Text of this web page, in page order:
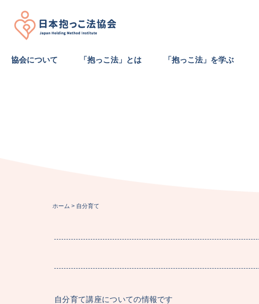
content
協会について 「抱っこ法」とは 「抱っこ法」を学ぶ
ホーム > 自分育て
自分育て講座についての情報です